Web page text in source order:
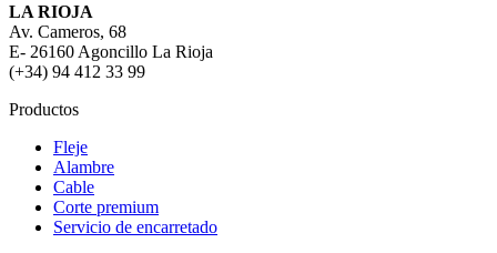
LA RIOJA
Av. Cameros, 68
E- 26160 Agoncillo La Rioja
(+34) 94 412 33 99
Productos
Fleje
Alambre
Cable
Corte premium
Servicio de encarretado